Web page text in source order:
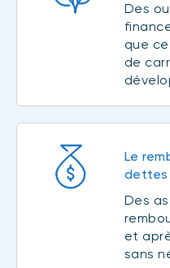
Des
que
de
Le
dettes
Des
et
sans